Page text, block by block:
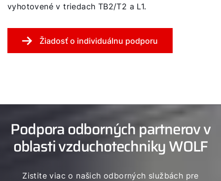
vyhotovené v triedach TB2/T2 a L1.
Žiadosť o individuálnu podporu
Podpora odborných partnerov v
oblasti vzduchotechniky WOLF
Zistite viac o našich odborných službách pre